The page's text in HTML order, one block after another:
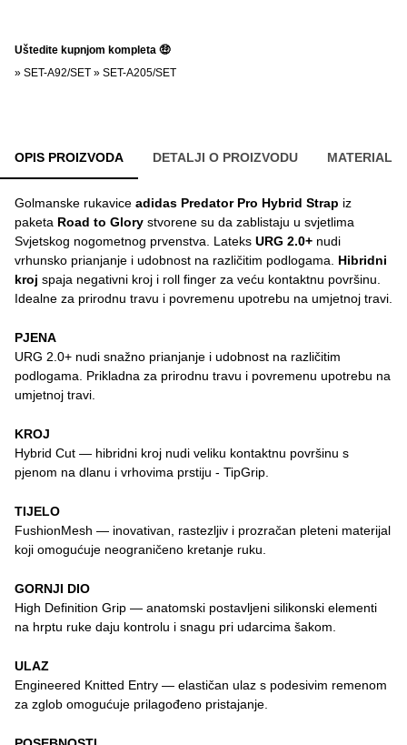
Uštedite kupnjom kompleta 🤑
» SET-A92/SET » SET-A205/SET
OPIS PROIZVODA DETALJI O PROIZVODU MATERIAL
Golmanske rukavice adidas Predator Pro Hybrid Strap iz
paketa Road to Glory stvorene su da zablistaju u svjetlima
Svjetskog nogometnog prvenstva. Lateks URG 2.0+ nudi
vrhunsko prianjanje i udobnost na različitim podlogama. Hibridni
kroj spaja negativni kroj i roll finger za veću kontaktnu površinu.
Idealne za prirodnu travu i povremenu upotrebu na umjetnoj travi.
PJENA
URG 2.0+ nudi snažno prianjanje i udobnost na različitim
podlogama. Prikladna za prirodnu travu i povremenu upotrebu na
umjetnoj travi.
KROJ
Hybrid Cut — hibridni kroj nudi veliku kontaktnu površinu s
pjenom na dlanu i vrhovima prstiju - TipGrip.
TIJELO
FushionMesh — inovativan, rastezljiv i prozračan pleteni materijal
koji omogućuje neograničeno kretanje ruku.
GORNJI DIO
High Definition Grip — anatomski postavljeni silikonski elementi
na hrptu ruke daju kontrolu i snagu pri udarcima šakom.
ULAZ
Engineered Knitted Entry — elastičan ulaz s podesivim remenom
za zglob omogućuje prilagođeno pristajanje.